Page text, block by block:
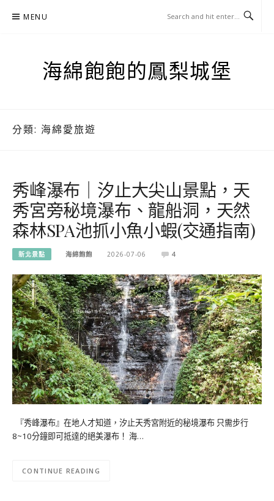
MENU
海綿飽飽的鳳梨城堡
分類: 海綿愛旅遊
秀峰瀑布｜汐止大尖山景點，天
秀宮旁秘境瀑布、龍船洞，天然
森林SPA池抓小魚小蝦(交通指南)
新北景點 海綿飽飽 2026-07-06 4
『秀峰瀑布』在地人才知道，汐止天秀宮附近的秘境瀑布 只需步行
8~10分鐘即可抵達的絕美瀑布！ 海…
CONTINUE READING